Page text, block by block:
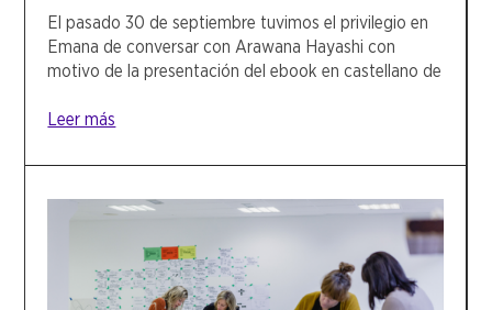
El pasado 30 de septiembre tuvimos el privilegio en
Emana de conversar con Arawana Hayashi con
motivo de la presentación del ebook en castellano de
Leer más